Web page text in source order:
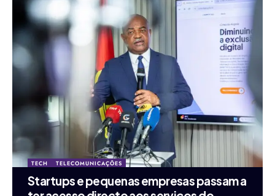
TECH TELECOMUNICAÇÕES
Startups e pequenas empresas passam a